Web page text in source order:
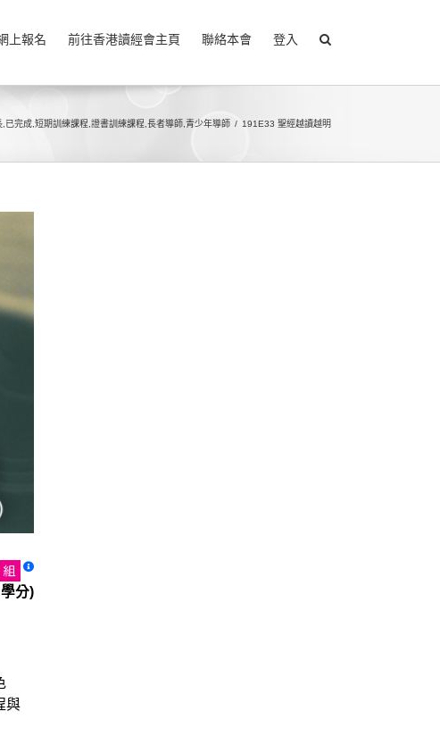
上報名 前往香港讀經會主頁 聯絡本會 登入
已完成 短期訓練課程 證書訓練課程 長者導師 青少年導師 191E33 聖經越讀越明
分)
與